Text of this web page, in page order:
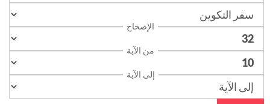
الإصحاح
من الآية
إلى الآية